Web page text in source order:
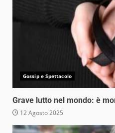
Gossip e Spettacolo
Grave lutto nel mondo: è
12 Agosto 2025